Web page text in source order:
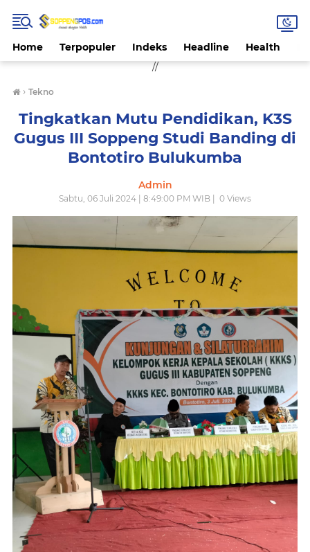
Home Terpopuler Indeks Headline Health
//
› Tekno
Tingkatkan Mutu Pendidikan, K3S
Gugus III Soppeng Studi Banding di
Bontotiro Bulukumba
Admin
Sabtu, 06 Juli 2024 | 8:49:00 PM WIB | 0 Views